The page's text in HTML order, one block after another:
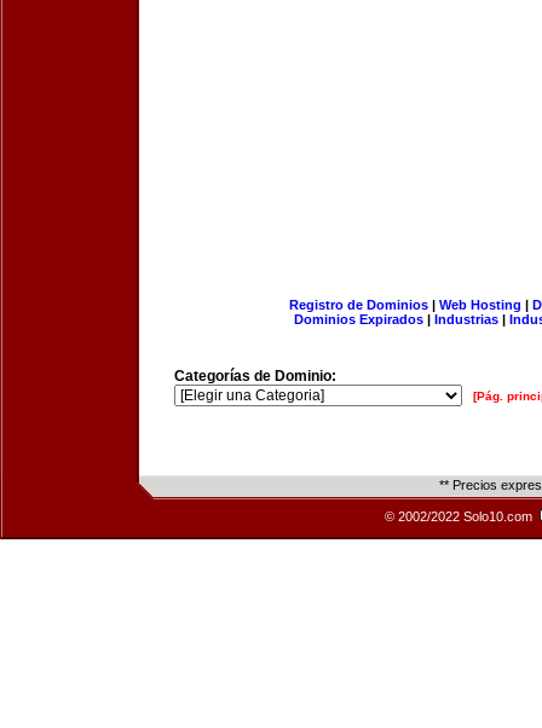
Registro de Dominios| Web Hosting |
Dominios Expirados | Industrias |
Categorías de Dominio:
[Pág.
** Precios
© 2002/2022 Solo10.com